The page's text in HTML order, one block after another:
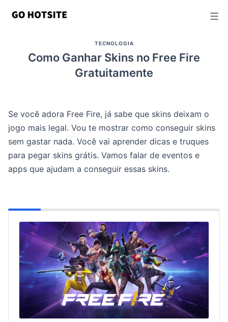
conteúdo
TECNOLOGIA
Como Ganhar Skins no Free Fire
Gratuitamente
Se você adora Free Fire, já sabe que skins deixam o
jogo mais legal. Vou te mostrar como conseguir skins
sem gastar nada. Você vai aprender dicas e truques
para pegar skins grátis. Vamos falar de eventos e
apps que ajudam a conseguir essas skins.